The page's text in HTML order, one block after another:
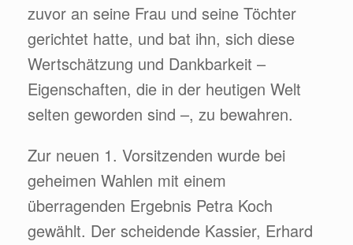
zuvor an seine Frau und seine Töchter
gerichtet hatte, und bat ihn, sich diese
Wertschätzung und Dankbarkeit –
Eigenschaften, die in der heutigen Welt
selten geworden sind –, zu bewahren.
Zur neuen 1. Vorsitzenden wurde bei
geheimen Wahlen mit einem
überragenden Ergebnis Petra Koch
gewählt. Der scheidende Kassier, Erhard